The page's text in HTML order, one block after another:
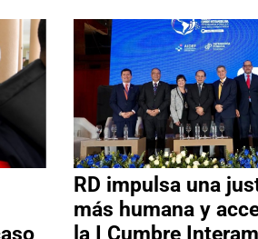
RD impulsa una
más humana y
la I Cumbre